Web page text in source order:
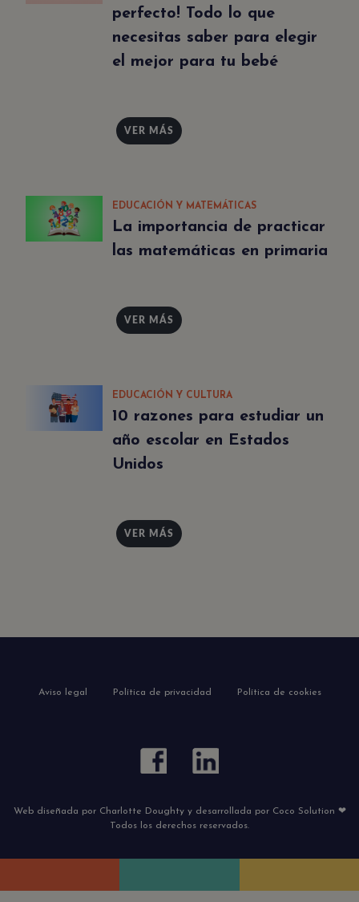
perfecto! Todo lo que
necesitas saber para elegir
el mejor para tu bebé
VER MÁS
EDUCACIÓN Y MATEMÁTICAS
La importancia de practicar
las matemáticas en primaria
VER MÁS
EDUCACIÓN Y CULTURA
10 razones para estudiar un
año escolar en Estados
Unidos
VER MÁS
Aviso legal Política de privacidad Política de cookies
Web diseñada por Charlotte Doughty y desarrollada por Coco Solution ❤
Todos los derechos reservados.